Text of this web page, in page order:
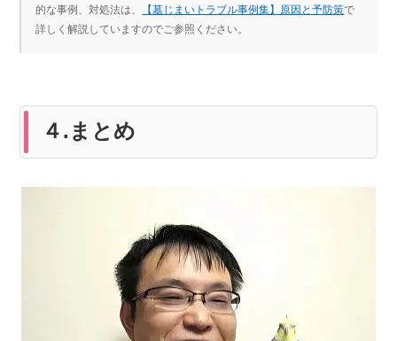
的な事例、対処法は、
【墓じまいトラブル事例集】原因と予防策で
詳しく解説していますのでご参照ください。
４.まとめ